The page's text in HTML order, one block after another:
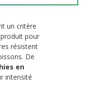
un critère
produit pour
résistent
De
en
intensité